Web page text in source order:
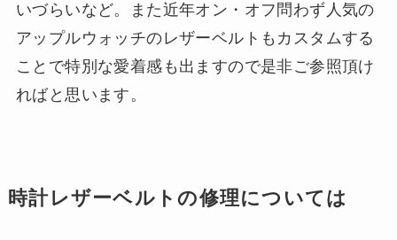
いづらいなど。また近年オン・オフ問わず人気の
アップルウォッチのレザーベルトもカスタムする
ことで特別な愛着感も出ますので是非ご参照頂け
ればと思います。
時計レザーベルトの修理については